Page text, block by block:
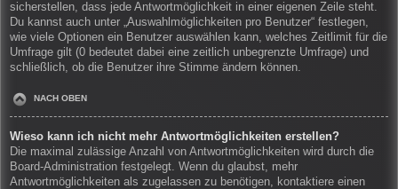
sicherstellen, dass jede Antwortmöglichkeit in einer eigenen Zeile steht.
Du kannst auch unter „Auswahlmöglichkeiten pro Benutzer“ festlegen,
wie viele Optionen ein Benutzer auswählen kann, welches Zeitlimit für die
Umfrage gilt (0 bedeutet dabei eine zeitlich unbegrenzte Umfrage) und
schließlich, ob die Benutzer ihre Stimme ändern können.
NACH OBEN
Wieso kann ich nicht mehr Antwortmöglichkeiten erstellen?
Die maximal zulässige Anzahl von Antwortmöglichkeiten wird durch die
Board-Administration festgelegt. Wenn du glaubst, mehr
Antwortmöglichkeiten als zugelassen zu benötigen, kontaktiere einen